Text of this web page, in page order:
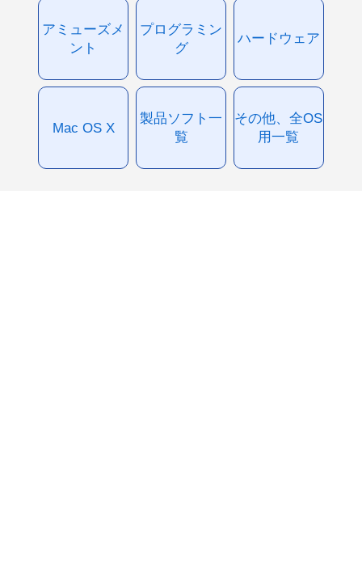
アミューズメ
ント
プログラミン
グ
ハードウェア
Mac OS X
製品ソフト一
覧
その他、全OS
用一覧